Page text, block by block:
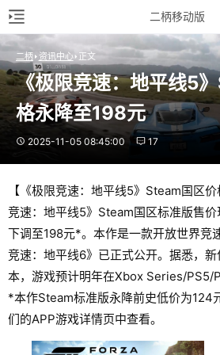
二柄移动版
二柄 资讯中心 正文
《极限竞速：地平线5
格永降至198元
2025-11-05 08:45:00 17
【《极限竞速：地平线5》Steam国区
竞速：地平线5》Steam国区标准版售
下调至198元*。本作是一款开放世界竞
竞速：地平线6》已正式公开。据悉，
本，游戏预计明年在Xbox Series/PS5/
*本作Steam标准版永降前史低价为124
们的APP游戏详情页中查看。